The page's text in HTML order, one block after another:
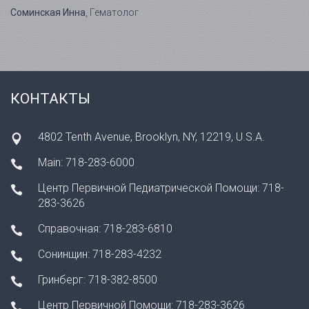
Соминская Инна , Гематолог
КОНТАКТЫ
4802 Tenth Avenue, Brooklyn, NY, 12219, U.S.A.
Main: 718-283-6000
Центр Первичной Педиатрической Помощи: 718-
283-3626
Справочная: 718-283-6810
Сонинщин: 718-283-4232
Гринберг: 718-382-8500
Центр Первичной Помощи: 718-283-3626